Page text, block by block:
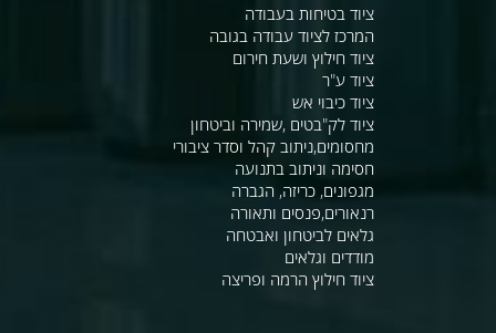
ציוד בטיחות בעבודה
המרכז לציוד עבודה בגובה
ציוד חילוץ ושעת חירום
ציוד ע"ר
ציוד כיבוי אש
ציוד לק"בטים ,שמירה וביטחון
מחסומים,ניתוב קהל וסדר ציבורי
חסימה וניתוב בתנועה
מגפונים, כריזה, הגברה
רנאורים,פנסים ותאורה
גלאים לביטחון ואבטחה
מודדים וגלאים
ציוד חילוץ הרמה ופריצה